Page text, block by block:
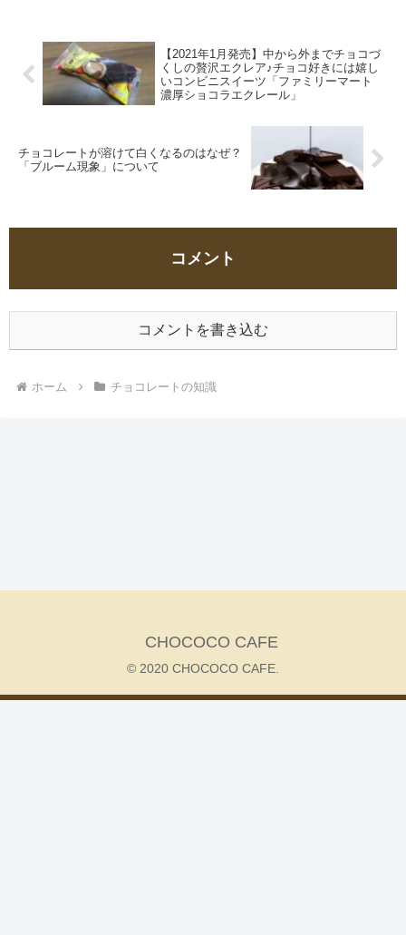
【2021年1月発売】中から外までチョコづ
くしの贅沢エクレア♪チョコ好きには嬉し
いコンビニスイーツ「ファミリーマート
濃厚ショコラエクレール」
チョコレートが溶けて白くなるのはなぜ？
「ブルーム現象」について
コメント
コメントを書き込む
ホーム チョコレートの知識
CHOCOCO CAFE
© 2020 CHOCOCO CAFE.